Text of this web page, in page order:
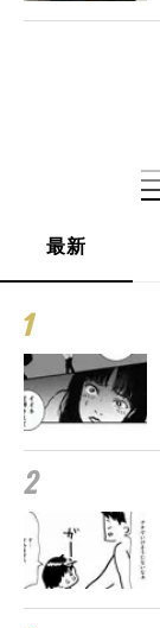
最新